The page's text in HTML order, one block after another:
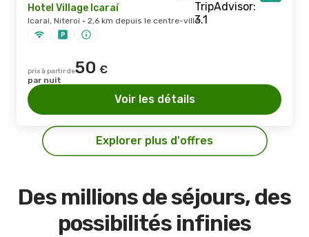
Hotel Village Icaraí
Icarai, Niteroi · 2,6 km depuis le centre-ville
prix à partir de50 €
par nuit
Voir les détails
Explorer plus d'offres
Des millions de séjours, des
possibilités infinies